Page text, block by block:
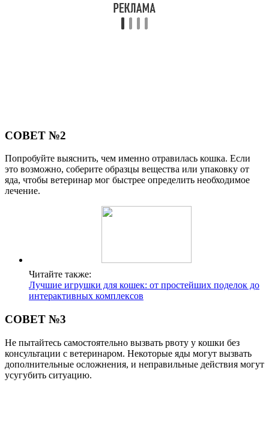
СОВЕТ №2
Попробуйте выяснить, чем именно отравилась кошка. Если
это возможно, соберите образцы вещества или упаковку от
яда, чтобы ветеринар мог быстрее определить необходимое
лечение.
Читайте также:
Лучшие игрушки для кошек: от простейших поделок до
интерактивных комплексов
СОВЕТ №3
Не пытайтесь самостоятельно вызвать рвоту у кошки без
консультации с ветеринаром. Некоторые яды могут вызвать
дополнительные осложнения, и неправильные действия могут
усугубить ситуацию.